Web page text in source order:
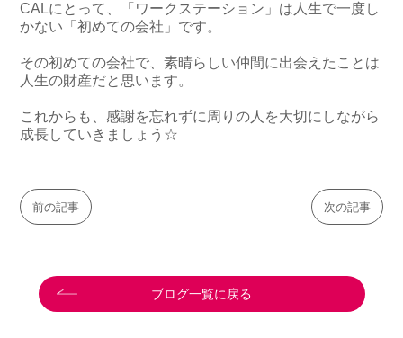
CALにとって、「ワークステーション」は人生で一度し
かない「初めての会社」です。
その初めての会社で、素晴らしい仲間に出会えたことは
人生の財産だと思います。
これからも、感謝を忘れずに周りの人を大切にしながら
成長していきましょう☆
前の記事 次の記事
ブログ一覧に戻る